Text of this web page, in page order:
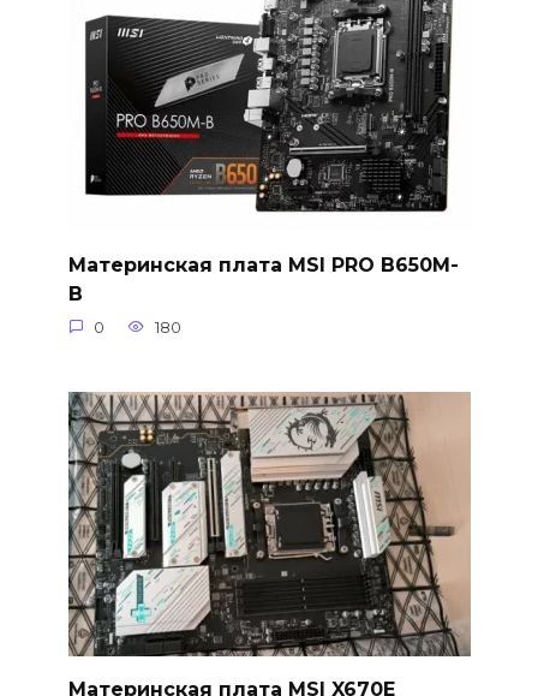
Материнская плата MSI PRO B650M-
B
0 180
Материнская плата MSI X670E